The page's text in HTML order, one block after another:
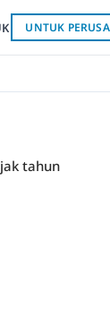
UNTUK
tahun